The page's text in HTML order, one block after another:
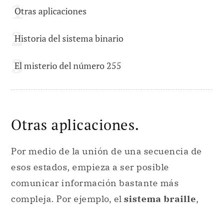
Otras aplicaciones
Historia del sistema binario
El misterio del número 255
Otras aplicaciones.
Por medio de la unión de una secuencia de
esos estados, empieza a ser posible
comunicar información bastante más
compleja. Por ejemplo, el sistema braille,